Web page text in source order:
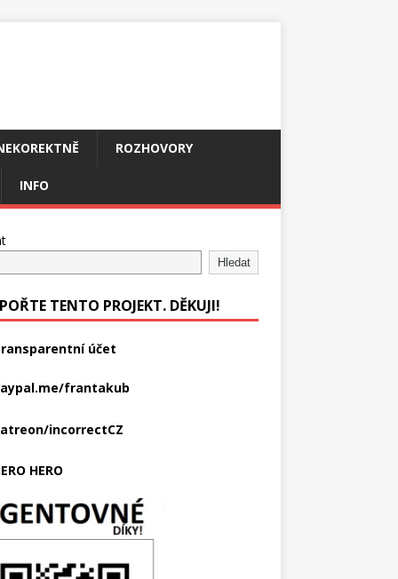
ROZHOVORY
INFO
Hledat
TENTO PROJEKT. DĚKUJI!
účet
frantakub
incorrectCZ
HERO